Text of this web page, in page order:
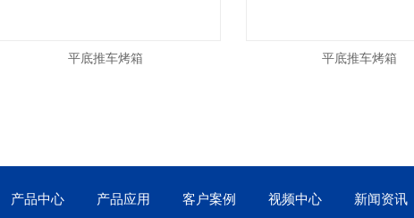
平底推车烤箱 平底推车烤箱
产品中心 产品应用 客户案例 视频中心 新闻资讯